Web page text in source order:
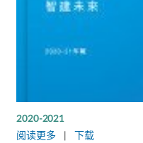
2020-2021
阅读更多 | 下载